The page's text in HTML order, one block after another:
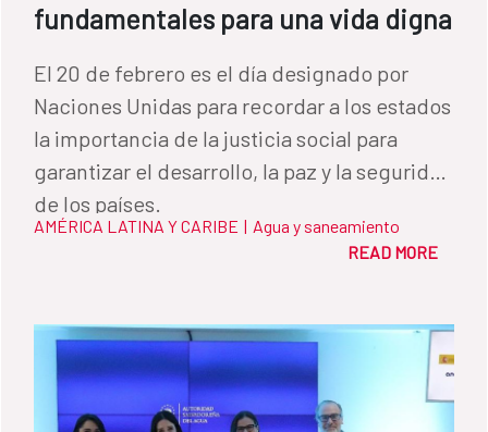
fundamentales para una vida digna
El 20 de febrero es el día designado por
Naciones Unidas para recordar a los estados
la importancia de la justicia social para
garantizar el desarrollo, la paz y la seguridad
de los países.
AMÉRICA LATINA Y CARIBE | Agua y saneamiento
READ MORE